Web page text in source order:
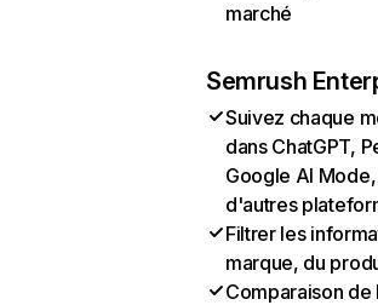
marché
Semrush
Suivez chaque
dans ChatGPT,
Google AI
d'autres
Filtrer les
marque, du
Comparaison de